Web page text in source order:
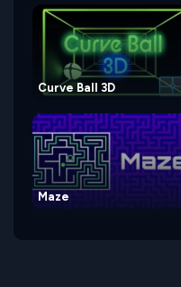
Curve Ball 3D
Maze